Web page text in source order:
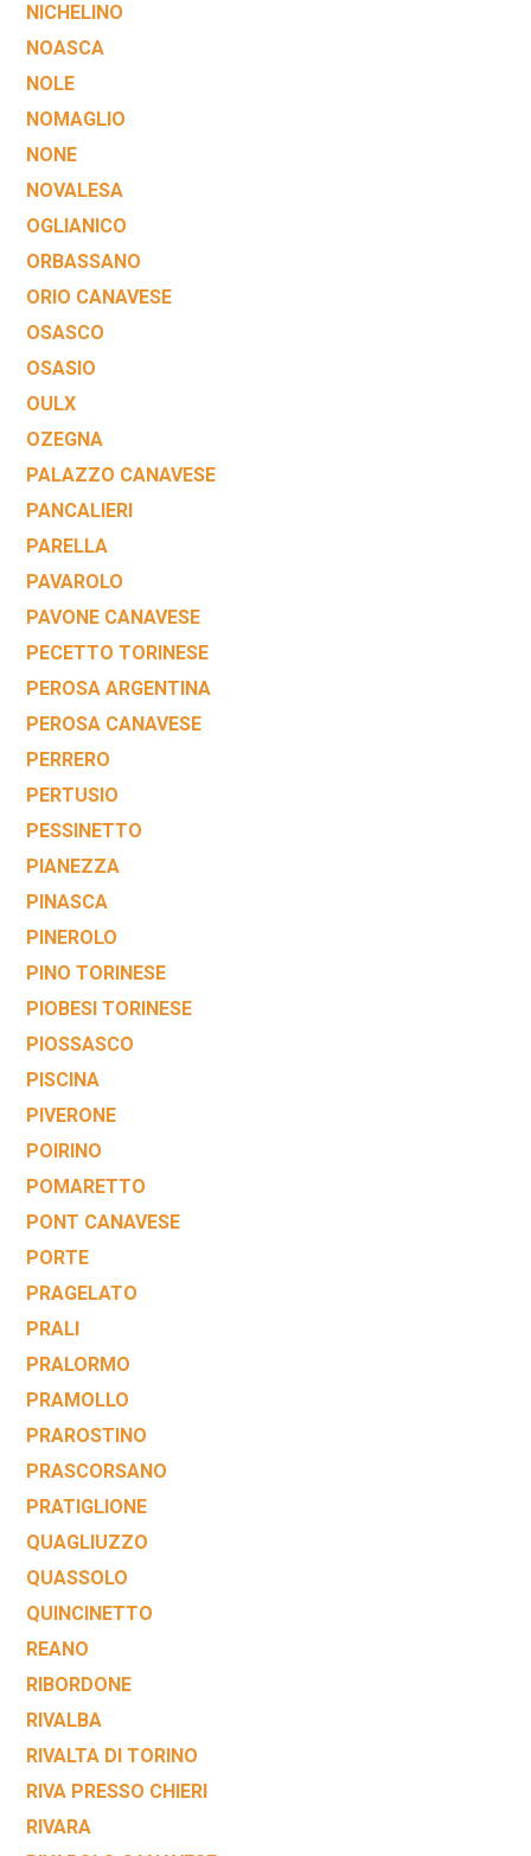
NICHELINO
NOASCA
NOLE
NOMAGLIO
NONE
NOVALESA
OGLIANICO
ORBASSANO
ORIO CANAVESE
OSASCO
OSASIO
OULX
OZEGNA
PALAZZO CANAVESE
PANCALIERI
PARELLA
PAVAROLO
PAVONE CANAVESE
PECETTO TORINESE
PEROSA ARGENTINA
PEROSA CANAVESE
PERRERO
PERTUSIO
PESSINETTO
PIANEZZA
PINASCA
PINEROLO
PINO TORINESE
PIOBESI TORINESE
PIOSSASCO
PISCINA
PIVERONE
POIRINO
POMARETTO
PONT CANAVESE
PORTE
PRAGELATO
PRALI
PRALORMO
PRAMOLLO
PRAROSTINO
PRASCORSANO
PRATIGLIONE
QUAGLIUZZO
QUASSOLO
QUINCINETTO
REANO
RIBORDONE
RIVALBA
RIVALTA DI TORINO
RIVA PRESSO CHIERI
RIVARA